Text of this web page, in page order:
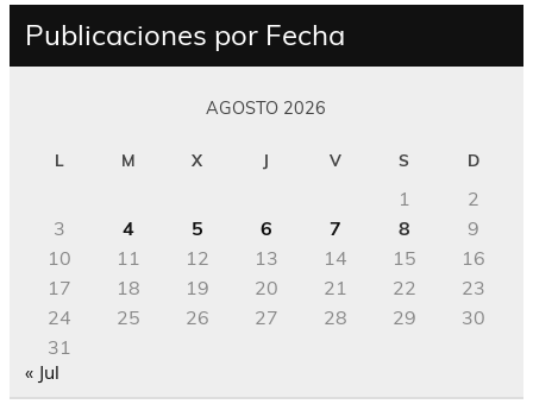
Publicaciones por Fecha
AGOSTO 2026
L M X J V S D
1
2
3
4 5 6 7 8
9
10
11 12 13 14 15
16
17
18 19 20 21 22
23
24
25 26 27 28 29
30
31
« Jul